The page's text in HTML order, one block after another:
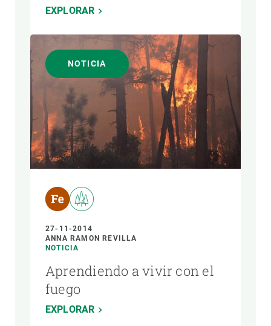
EXPLORAR
NOTICIA
27-11-2014
ANNA RAMON REVILLA
NOTICIA
Aprendiendo a vivir con el
fuego
EXPLORAR